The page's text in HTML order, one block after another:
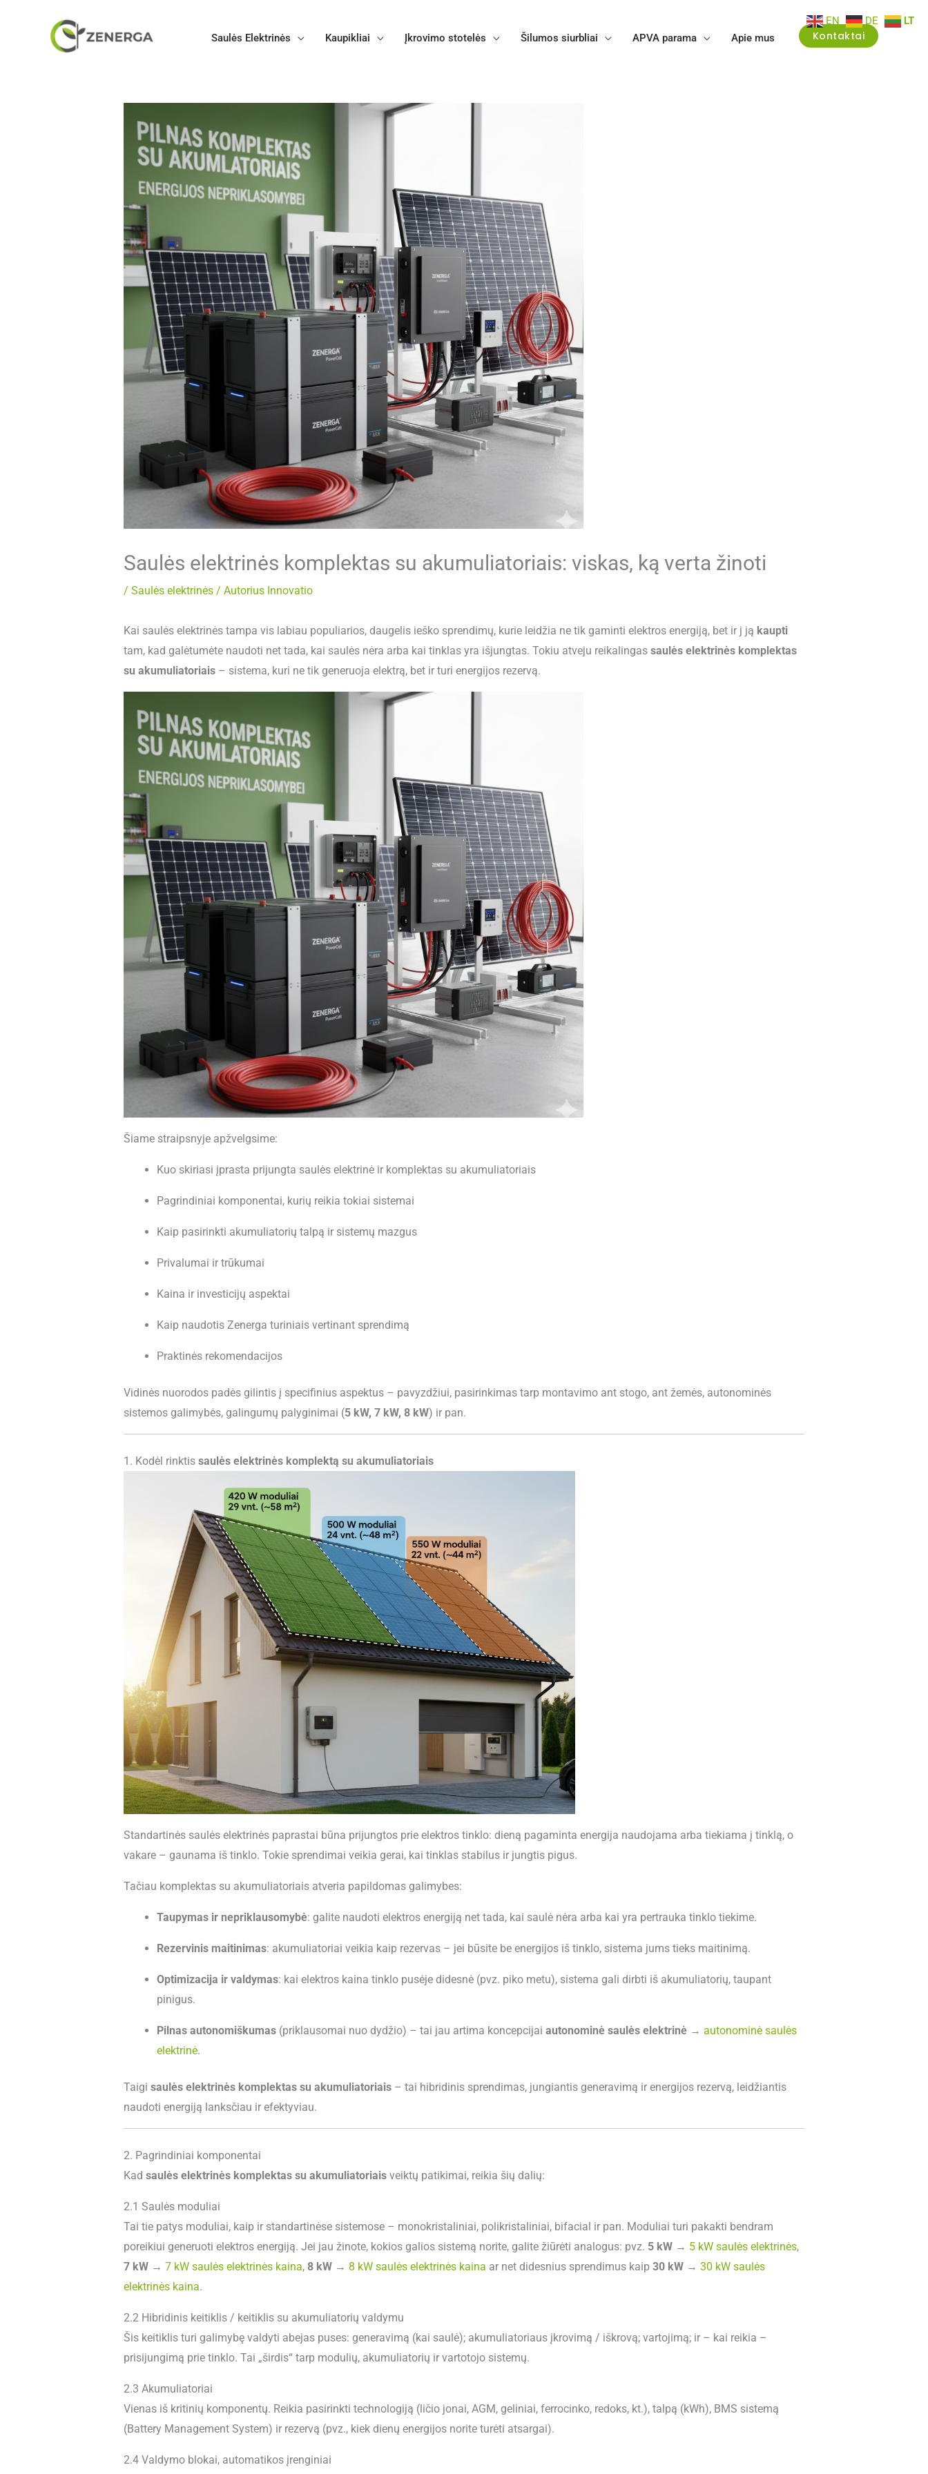
Saulės Elektrinės Kaupikliai Įkrovimo stotelės Šilumos siurbliai APVA parama Apie mus Kontaktai
Saulės elektrinės komplektas su akumuliatoriais: viskas, ką verta žinoti
/ Saulės elektrinės/ Autorius Innovatio
Kai saulės elektrinės tampa vis labiau populiarios, daugelis ieško sprendimų, kurie leidžia ne tik gaminti elektros energiją, bet ir j ją kaupti
tam, kad galėtumėte naudoti net tada, kai saulės nėra arba kai tinklas yra išjungtas. Tokiu atveju reikalingas saulės elektrinės komplektas
su akumuliatoriais– sistema, kuri ne tik generuoja elektrą, bet ir turi energijos rezervą.
Šiame straipsnyje apžvelgsime:
Kuo skiriasi įprasta prijungta saulės elektrinė ir komplektas su akumuliatoriais
Pagrindiniai komponentai, kurių reikia tokiai sistemai
Kaip pasirinkti akumuliatorių talpą ir sistemų mazgus
Privalumai ir trūkumai
Kaina ir investicijų aspektai
Kaip naudotis Zenerga turiniais vertinant sprendimą
Praktinės rekomendacijos
Vidinės nuorodos padės gilintis į specifinius aspektus – pavyzdžiui, pasirinkimas tarp montavimo ant stogo, ant žemės, autonominės
sistemos galimybės, galingumų palyginimai (5 kW, 7 kW, 8 kW) ir pan.
1. Kodėl rinktis saulės elektrinės komplektą su akumuliatoriais
Standartinės saulės elektrinės paprastai būna prijungtos prie elektros tinklo: dieną pagaminta energija naudojama arba tiekiama į tinklą, o
vakare – gaunama iš tinklo. Tokie sprendimai veikia gerai, kai tinklas stabilus ir jungtis pigus.
Tačiau komplektas su akumuliatoriais atveria papildomas galimybes:
Taupymas ir nepriklausomybė: galite naudoti elektros energiją net tada, kai saulė nėra arba kai yra pertrauka tinklo tiekime.
Rezervinis maitinimas: akumuliatoriai veikia kaip rezervas – jei būsite be energijos iš tinklo, sistema jums tieks maitinimą.
Optimizacija ir valdymas: kai elektros kaina tinklo pusėje didesnė (pvz. piko metu), sistema gali dirbti iš akumuliatorių, taupant
pinigus.
Pilnas autonomiškumas(priklausomai nuo dydžio) – tai jau artima koncepcijai autonominė saulės elektrinė→ autonominė saulės
elektrinė.
Taigi saulės elektrinės komplektas su akumuliatoriais– tai hibridinis sprendimas, jungiantis generavimą ir energijos rezervą, leidžiantis
naudoti energiją lanksčiau ir efektyviau.
2. Pagrindiniai komponentai
Kad saulės elektrinės komplektas su akumuliatoriaisveiktų patikimai, reikia šių dalių:
2.1 Saulės moduliai
Tai tie patys moduliai, kaip ir standartinėse sistemose – monokristaliniai, polikristaliniai, bifacial ir pan. Moduliai turi pakakti bendram
poreikiui generuoti elektros energiją. Jei jau žinote, kokios galios sistemą norite, galite žiūrėti analogus: pvz. 5 kW→ 5 kW saulės elektrinės,
7 kW→ 7 kW saulės elektrinės kaina, 8 kW→ 8 kW saulės elektrinės kaina ar net didesnius sprendimus kaip 30 kW→ 30 kW saulės
elektrinės kaina.
2.2 Hibridinis keitiklis / keitiklis su akumuliatorių valdymu
Šis keitiklis turi galimybę valdyti abejas puses: generavimą (kai saulė); akumuliatoriaus įkrovimą / iškrovą; vartojimą; ir – kai reikia –
prisijungimą prie tinklo. Tai „širdis“ tarp modulių, akumuliatorių ir vartotojo sistemų.
2.3 Akumuliatoriai
Vienas iš kritinių komponentų. Reikia pasirinkti technologiją (ličio jonai, AGM, geliniai, ferrocinko, redoks, kt.), talpą (kWh), BMS sistemą
(Battery Management System) ir rezervą (pvz., kiek dienų energijos norite turėti atsargai).
2.4 Valdymo blokai, automatikos įrenginiai
EN DE LT